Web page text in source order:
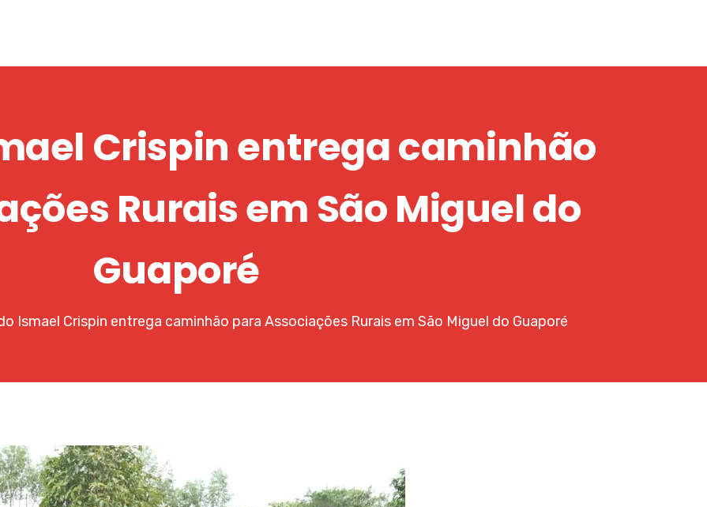
Crispin entrega caminhão
Rurais em São Miguel do
Guaporé
Ismael Crispin entrega caminhão para Associações Rurais em São Miguel do Guaporé